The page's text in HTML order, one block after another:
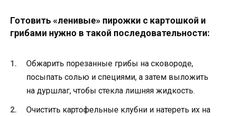
Готовить «ленивые» пирожки с картошкой и
грибами нужно в такой последовательности:
Обжарить порезанные грибы на сковороде,
посыпать солью и специями, а затем выложить
на дуршлаг, чтобы стекла лишняя жидкость.
Очистить картофельные клубни и натереть их на